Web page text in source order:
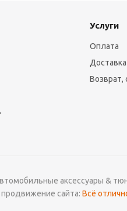
Услуги
Оплата
Доставка
Возврат,
аксессуары &
сайта: Всё